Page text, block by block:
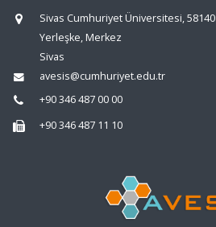
Sivas Cumhuriyet Üniversitesi, 58140
Yerleşke, Merkez
Sivas
avesis@cumhuriyet.edu.tr
+90 346 487 00 00
+90 346 487 11 10